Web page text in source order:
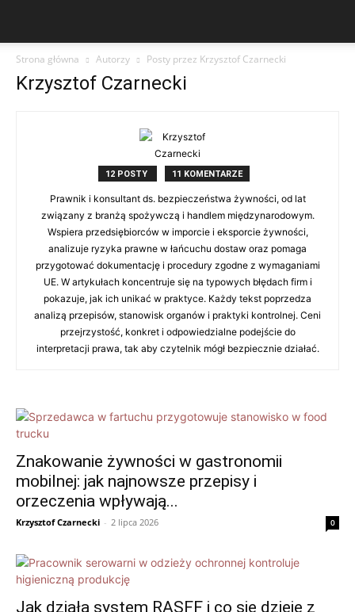
Strona główna Autorzy Posty przez Krzysztof Czarnecki
Krzysztof Czarnecki
12 POSTY 11 KOMENTARZE
Prawnik i konsultant ds. bezpieczeństwa żywności, od lat
związany z branżą spożywczą i handlem międzynarodowym.
Wspiera przedsiębiorców w imporcie i eksporcie żywności,
analizuje ryzyka prawne w łańcuchu dostaw oraz pomaga
przygotować dokumentację i procedury zgodne z wymaganiami
UE. W artykułach koncentruje się na typowych błędach firm i
pokazuje, jak ich unikać w praktyce. Każdy tekst poprzedza
analizą przepisów, stanowisk organów i praktyki kontrolnej. Ceni
przejrzystość, konkret i odpowiedzialne podejście do
interpretacji prawa, tak aby czytelnik mógł bezpiecznie działać.
Znakowanie żywności w gastronomii
mobilnej: jak najnowsze przepisy i
orzeczenia wpływają...
Krzysztof Czarnecki - 2 lipca 2026 0
Jak działa system RASFF i co się dzieje z